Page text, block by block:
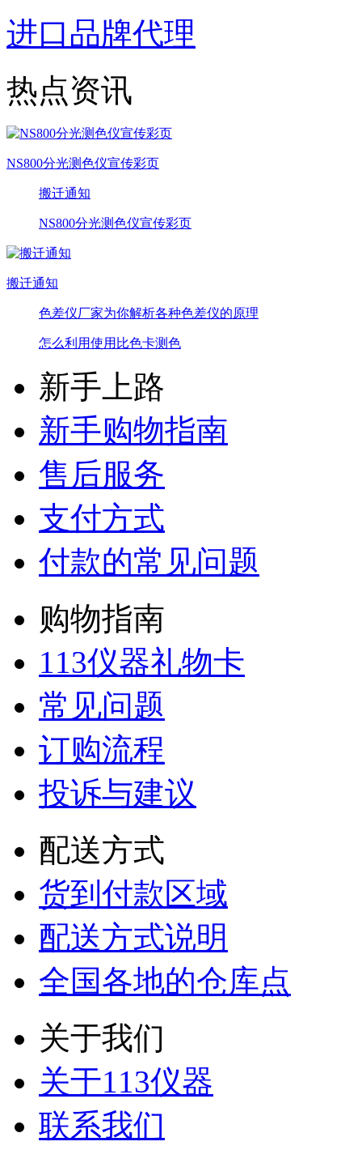
进口品牌代理
热点资讯
NS800分光测色仪宣传彩页
搬迁通知
NS800分光测色仪宣传彩页
搬迁通知
色差仪厂家为你解析各种色差仪的原理
怎么利用使用比色卡测色
新手上路
新手购物指南
售后服务
支付方式
付款的常见问题
购物指南
113仪器礼物卡
常见问题
订购流程
投诉与建议
配送方式
货到付款区域
配送方式说明
全国各地的仓库点
关于我们
关于113仪器
联系我们